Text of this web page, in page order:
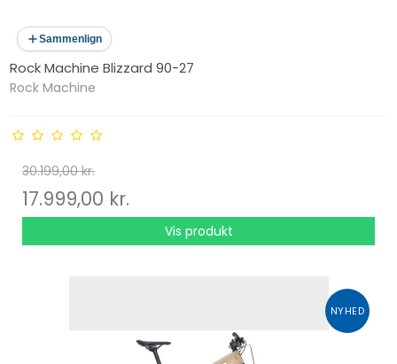
Sammenlign
Rock Machine Blizzard 90-27
Rock Machine
30.199,00 kr.
17.999,00 kr.
Vis produkt
NYHED